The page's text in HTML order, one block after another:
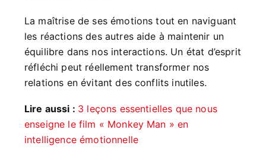
La maîtrise de ses émotions tout en naviguant
les réactions des autres aide à maintenir un
équilibre dans nos interactions. Un état d’esprit
réfléchi peut réellement transformer nos
relations en évitant des conflits inutiles.
Lire aussi : 3 leçons essentielles que nous
enseigne le film « Monkey Man » en
intelligence émotionnelle